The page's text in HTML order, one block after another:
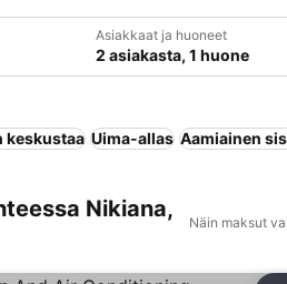
Asiakkaat ja huoneet
2 asiakasta, 1 huone
keskustaa Uima-allas Aamiainen
Nikiana,
Näin maksut